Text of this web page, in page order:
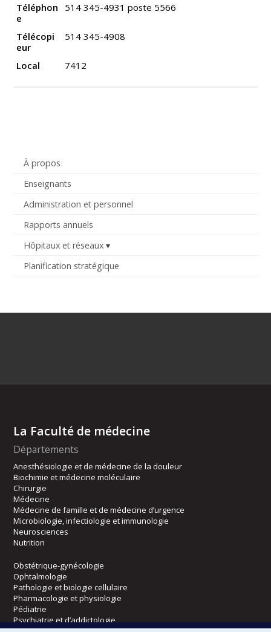
À propos
Enseignants
Administration et personnel
Rapports annuels
Hôpitaux et réseaux
Planification stratégique
Téléphon
e
514 345-4931 poste 5566
Télécopi
eur
514 345-4908
Local 7412
La Faculté de médecine
Départements
Anesthésiologie et de médecine de la douleur
Biochimie et médecine moléculaire
Chirurgie
Médecine
Médecine de famille et de médecine d’urgence
Microbiologie, infectiologie et immunologie
Neurosciences
Nutrition
Obstétrique-gynécologie
Ophtalmologie
Pathologie et biologie cellulaire
Pharmacologie et physiologie
Pédiatrie
Psychiatrie et d’addictologie